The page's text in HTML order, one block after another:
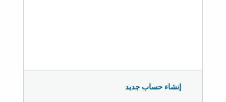
إنشاء حساب جديد